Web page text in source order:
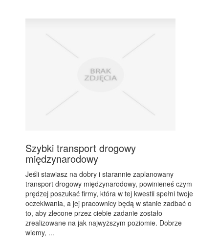
Szybki transport drogowy
międzynarodowy
Jeśli stawiasz na dobry i starannie zaplanowany
transport drogowy międzynarodowy, powinieneś czym
prędzej poszukać firmy, która w tej kwestii spełni twoje
oczekiwania, a jej pracownicy będą w stanie zadbać o
to, aby zlecone przez ciebie zadanie zostało
zrealizowane na jak najwyższym poziomie. Dobrze
wiemy, ...